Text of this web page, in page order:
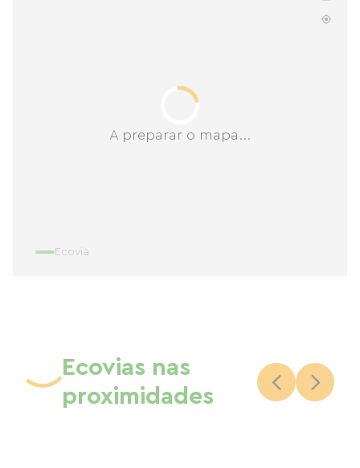
A preparar o mapa...
Ecovia
Ecovias nas
proximidades